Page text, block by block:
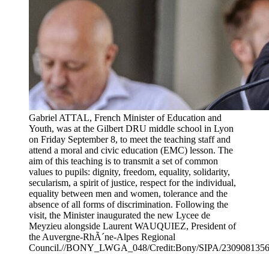
Gabriel ATTAL, French Minister of Education and
Youth, was at the Gilbert DRU middle school in Lyon
on Friday September 8, to meet the teaching staff and
attend a moral and civic education (EMC) lesson. The
aim of this teaching is to transmit a set of common
values to pupils: dignity, freedom, equality, solidarity,
secularism, a spirit of justice, respect for the individual,
equality between men and women, tolerance and the
absence of all forms of discrimination. Following the
visit, the Minister inaugurated the new Lycee de
Meyzieu alongside Laurent WAUQUIEZ, President of
the Auvergne-RhÃ´ne-Alpes Regional
Council.//BONY_LWGA_048/Credit:Bony/SIPA/2309081356